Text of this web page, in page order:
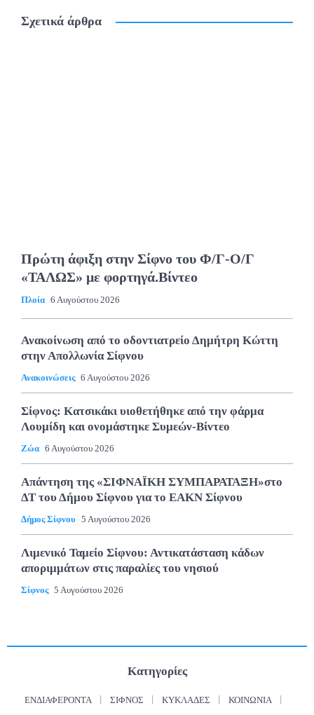
Σχετικά άρθρα
Πρώτη άφιξη στην Σίφνο του Φ/Γ-Ο/Γ
«ΤΑΛΩΣ» με φορτηγά.Βίντεο
Πλοία 6 Αυγούστου 2026
Ανακοίνωση από το οδοντιατρείο Δημήτρη Κώττη
στην Απολλωνία Σίφνου
Ανακοινώσεις 6 Αυγούστου 2026
Σίφνος: Κατσικάκι υιοθετήθηκε από την φάρμα
Λουμίδη και ονομάστηκε Συμεών-Βίντεο
Ζώα 6 Αυγούστου 2026
Απάντηση της «ΣΙΦΝΑΪΚΗ ΣΥΜΠΑΡΑΤΑΞΗ»στο
ΔΤ του Δήμου Σίφνου για το ΕΑΚΝ Σίφνου
Δήμος Σίφνου 5 Αυγούστου 2026
Λιμενικό Ταμείο Σίφνου: Αντικατάσταση κάδων
αποριμμάτων στις παραλίες του νησιού
Σίφνος 5 Αυγούστου 2026
Κατηγορίες
ΕΝΔΙΑΦΈΡΟΝΤΑ ΣΊΦΝΟΣ ΚΥΚΛΆΔΕΣ ΚΟΙΝΩΝΊΑ